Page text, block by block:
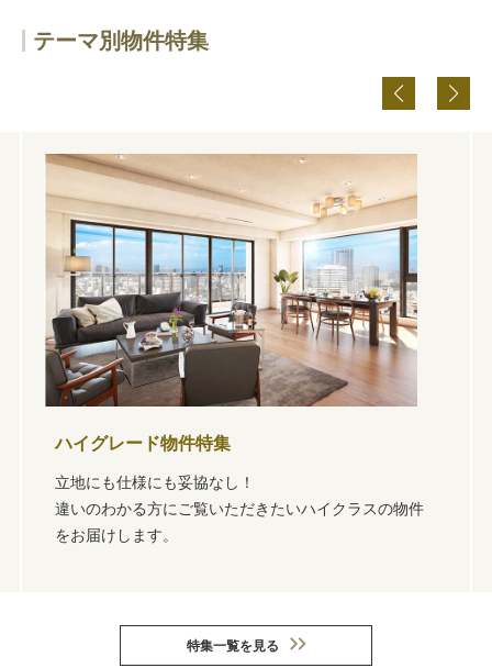
テーマ別物件特集
ハイグレード物件特集
立地にも仕様にも妥協なし！
違いのわかる方にご覧いただきたいハイクラスの物件
をお届けします。
特集一覧を見る